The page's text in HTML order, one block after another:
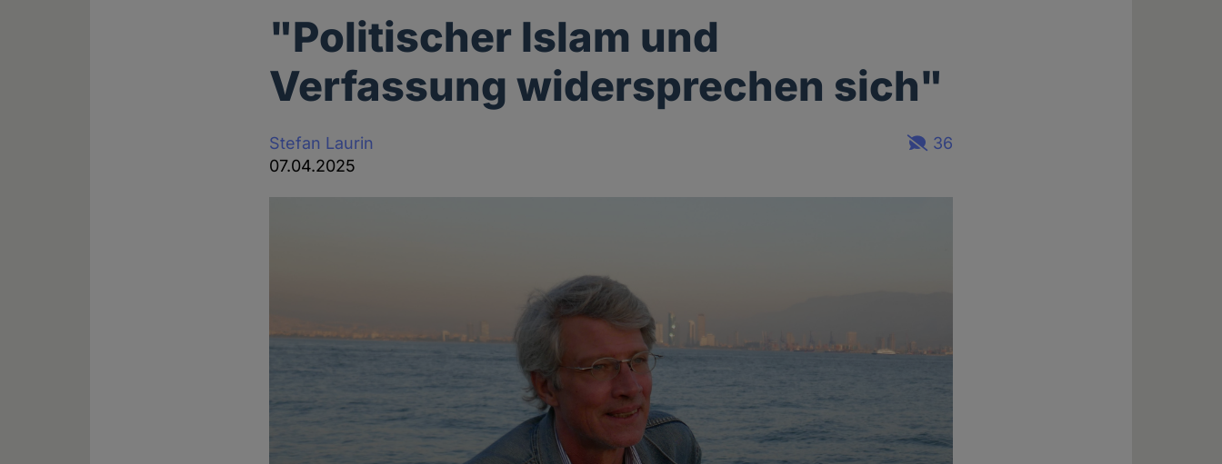
"Politischer Islam und
Verfassung widersprechen sich"
Stefan Laurin
07.04.2025
36